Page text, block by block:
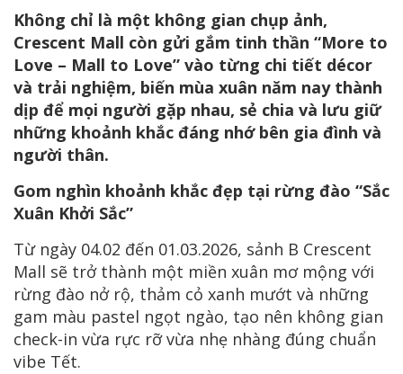
Không chỉ là một không gian chụp ảnh,
Crescent Mall còn gửi gắm tinh thần “More to
Love – Mall to Love” vào từng chi tiết décor
và trải nghiệm, biến mùa xuân năm nay thành
dịp để mọi người gặp nhau, sẻ chia và lưu giữ
những khoảnh khắc đáng nhớ bên gia đình và
người thân.
Gom nghìn khoảnh khắc đẹp tại rừng đào “Sắc
Xuân Khởi Sắc”
Từ ngày 04.02 đến 01.03.2026, sảnh B Crescent
Mall sẽ trở thành một miền xuân mơ mộng với
rừng đào nở rộ, thảm cỏ xanh mướt và những
gam màu pastel ngọt ngào, tạo nên không gian
check-in vừa rực rỡ vừa nhẹ nhàng đúng chuẩn
vibe Tết.